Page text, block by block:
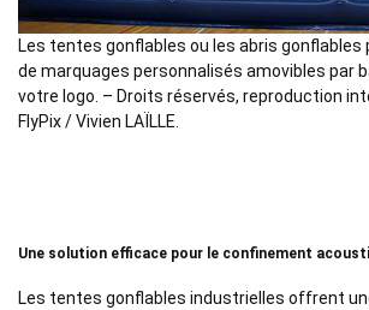
Les tentes gonflables ou les abris
de marquages personnalisés amovibles par
votre logo. – Droits réservés, reproduction
FlyPix / Vivien LAÏLLE.
Une solution efficace pour le confinement
Les tentes gonflables industrielles offrent